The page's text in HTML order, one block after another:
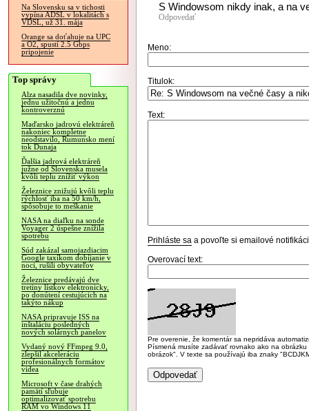
Na Slovensku sa v tichosti
vypína ADSL v lokalitách s
VDSL, už 31. mája
Orange sa doťahuje na UPC
a O2, spustí 2.5 Gbps
pripojenie
Top správy
Alza nasadila dve novinky,
jednu užitočnú a jednu
kontroverznú
Maďarsko jadrovú elektráreň
nakoniec kompletne
neodstavilo, Rumunsko mení
tok Dunaja
Ďalšia jadrová elektráreň
južne od Slovenska musela
kvôli teplu znížiť výkon
Železnice znižujú kvôli teplu
rýchlosť iba na 50 km/h,
spôsobuje to meškanie
NASA na diaľku na sonde
Voyager 2 úspešne znížila
spotrebu
Súd zakázal samojazdiacim
Google taxíkom dobíjanie v
noci, rušili obyvateľov
Železnice predávajú dve
tretiny lístkov elektronicky,
po donútení cestujúcich na
takýto nákup
NASA pripravuje ISS na
inštaláciu posledných
nových solárnych panelov
Vydaný nový FFmpeg 9.0,
zlepšil akceleráciu
profesionálnych formátov
videa
Microsoft v čase drahých
pamätí sľubuje
optimalizovať spotrebu
RAM vo Windows 11
S Windowsom nikdy inak, a na
Odpovedať
Meno:
Titulok:
Text:
Prihláste sa a povoľte si emailové
Overovací text:
Pre overenie, že komentár sa nepridáva
Písmená musíte zadávať rovnako ako na
obrázok". V texte sa používajú iba znaky